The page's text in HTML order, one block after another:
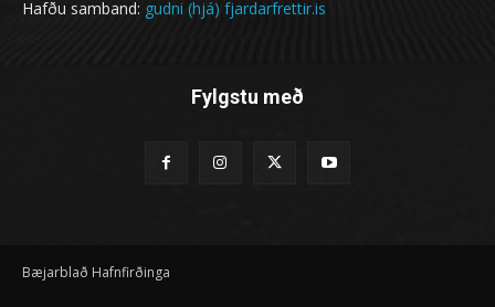
Hafðu samband: gudni (hjá) fjardarfrettir.is
Fylgstu með
Bæjarblað Hafnfirðinga